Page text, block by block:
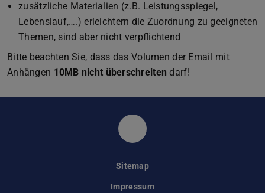
zusätzliche Materialien (z.B. Leistungsspiegel,
Lebenslauf,….) erleichtern die Zuordnung zu geeigneten
Themen, sind aber nicht verpflichtend
Bitte beachten Sie, dass das Volumen der Email mit
Anhängen 10MB nicht überschreiten darf!
Simulation,
Sitemap
Impressum